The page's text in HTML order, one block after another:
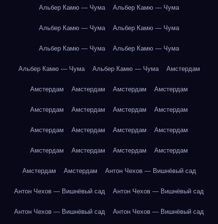
Альбер Камю — Чума Альбер Камю — Чума
Альбер Камю — Чума Альбер Камю — Чума
Альбер Камю — Чума Альбер Камю — Чума
Альбер Камю — Чума Альбер Камю — Чума Амстердам
Амстердам Амстердам Амстердам Амстердам
Амстердам Амстердам Амстердам Амстердам
Амстердам Амстердам Амстердам Амстердам
Амстердам Амстердам Амстердам Амстердам
Амстердам Амстердам Антон Чехов — Вишнёвый сад
Антон Чехов — Вишнёвый сад Антон Чехов — Вишнёвый сад
Антон Чехов — Вишнёвый сад Антон Чехов — Вишнёвый сад